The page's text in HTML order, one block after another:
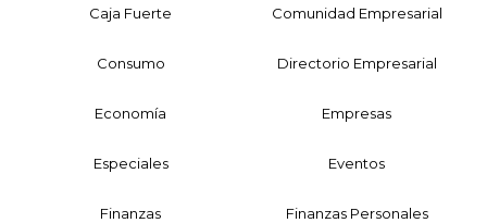
Caja Fuerte Comunidad Empresarial
Consumo Directorio Empresarial
Economía Empresas
Especiales Eventos
Finanzas Finanzas Personales